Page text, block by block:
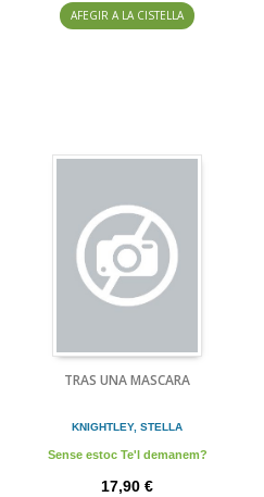
AFEGIR A LA CISTELLA
TRAS UNA MASCARA
KNIGHTLEY, STELLA
Sense estoc Te'l demanem?
17,90 €